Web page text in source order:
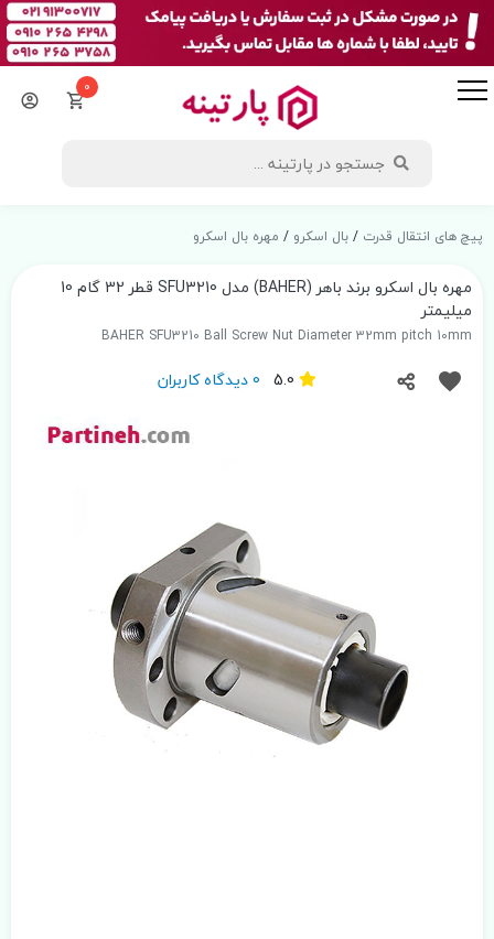
0
پیچ های انتقال قدرت /بال اسکرو / مهره بال اسکرو
مهره بال اسکرو برند باهر (BAHER) مدل SFU3210 قطر 32 گام 10
میلیمتر
BAHER SFU3210 Ball Screw Nut Diameter 32mm pitch 10mm
0 دیدگاه کاربران